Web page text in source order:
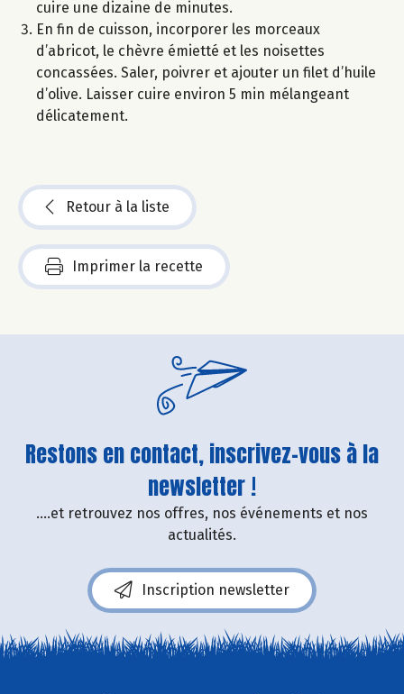
cuire une dizaine de minutes.
En fin de cuisson, incorporer les morceaux
d’abricot, le chèvre émietté et les noisettes
concassées. Saler, poivrer et ajouter un filet d’huile
d’olive. Laisser cuire environ 5 min mélangeant
délicatement.
Retour à la liste
Imprimer la recette
Restons en contact, inscrivez-vous à la
newsletter !
....et retrouvez nos offres, nos événements et nos
actualités.
Inscription newsletter